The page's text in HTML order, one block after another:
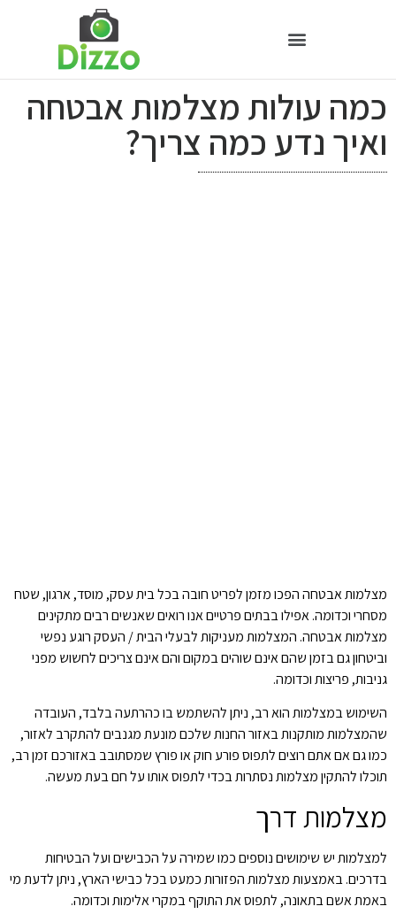
כמה עולות מצלמות אבטחה
ואיך נדע כמה צריך?
מצלמות אבטחה הפכו מזמן לפריט חובה בכל בית עסק, מוסד, ארגון, שטח
מסחרי וכדומה. אפילו בבתים פרטיים אנו רואים שאנשים רבים מתקינים
מצלמות אבטחה. המצלמות מעניקות לבעלי הבית / העסק רוגע נפשי
וביטחון גם בזמן שהם אינם שוהים במקום והם אינם צריכים לחשוש מפני
גניבות, פריצות וכדומה.
השימוש במצלמות הוא רב, ניתן להשתמש בו כהרתעה בלבד, העובדה
שהמצלמות מותקנות באזור החנות שלכם מונעת מגנבים להתקרב לאזור,
כמו גם אם אתם רוצים לתפוס פורע חוק או פורץ שמסתובב באזורכם זמן רב,
תוכלו להתקין מצלמות נסתרות בכדי לתפוס אותו על חם בעת מעשה.
מצלמות דרך
למצלמות יש שימושים נוספים כמו שמירה על הכבישים ועל הבטיחות
בדרכים. באמצעות מצלמות הפזורות כמעט בכל כבישי הארץ, ניתן לדעת מי
באמת אשם בתאונה, לתפוס את התוקף במקרי אלימות וכדומה.